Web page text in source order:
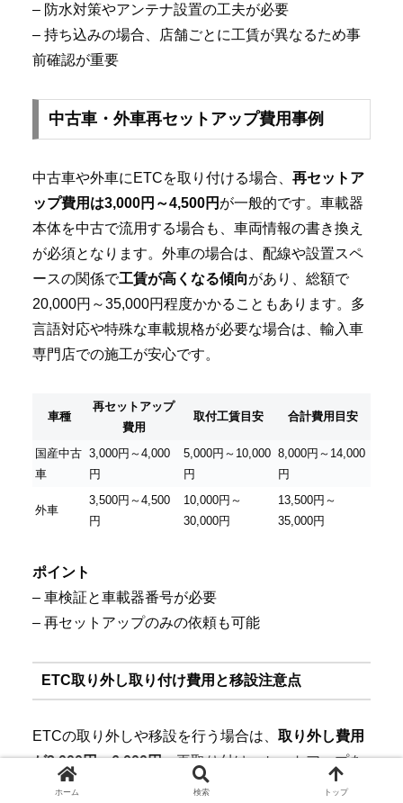
– 防水対策やアンテナ設置の工夫が必要
– 持ち込みの場合、店舗ごとに工賃が異なるため事
前確認が重要
中古車・外車再セットアップ費用事例
中古車や外車にETCを取り付ける場合、 再セットア
ップ費用は3,000円～4,500円 が一般的です。車載器
本体を中古で流用する場合も、車両情報の書き換え
が必須となります。外車の場合は、配線や設置スペ
ースの関係で工賃が高くなる傾向があり、総額で
20,000円～35,000円程度かかることもあります。多
言語対応や特殊な車載規格が必要な場合は、輸入車
専門店での施工が安心です。
車種
再セットアップ
費用
取付工賃目安 合計費用目安
国産中古
車
3,000円～4,000
円
5,000円～10,000
円
8,000円～14,000
円
外車
3,500円～4,500
円
10,000円～
30,000円
13,500円～
35,000円
ポイント
– 車検証と車載器番号が必要
– 再セットアップのみの依頼も可能
ETC取り外し取り付け費用と移設注意点
ETCの取り外しや移設を行う場合は、 取り外し費用
が3,000円～6,000円、再取り付け・セットアップを
含めると
総額で10,000円～20,000円 が一般的です。
ホーム 検索 トップ